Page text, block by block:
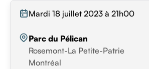
Mardi 18 juillet 2023 à 21h00
Parc du Pélican
Rosemont-La Petite-Patrie
Montréal